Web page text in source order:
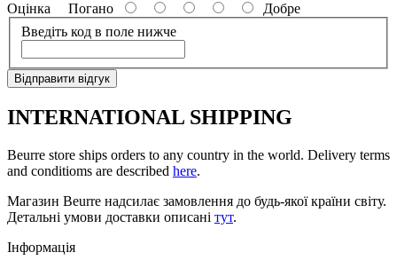
Оцінка Погано
Добре
Введіть код в поле нижче
Відправити відгук
INTERNATIONAL SHIPPING
Beurre store ships orders to any country in the world. Delivery terms
and conditioms are described here.
Магазин Beurre надсилає замовлення до будь-якої країни світу.
Детальні умови доставки описані тут.
Інформація